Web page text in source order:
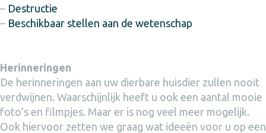
– Destructie
– Beschikbaar stellen aan de wetenschap
Herinneringen
De herinneringen aan uw dierbare huisdier zullen nooit
verdwijnen. Waarschijnlijk heeft u ook een aantal mooie
foto’s en filmpjes. Maar er is nog veel meer mogelijk.
Ook hiervoor zetten we graag wat ideeën voor u op een